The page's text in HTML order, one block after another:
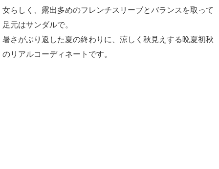
女らしく、露出多めのフレンチスリーブとバランスを取って
足元はサンダルで。
暑さがぶり返した夏の終わりに、涼しく秋見えする晩夏初秋
のリアルコーディネートです。